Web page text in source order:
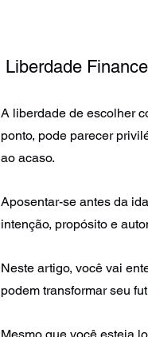
Liberdade
A liberdade de escolher
ponto, pode parecer
ao acaso.
Aposentar-se antes da
intenção, propósito e
Neste artigo, você vai
podem transformar seu